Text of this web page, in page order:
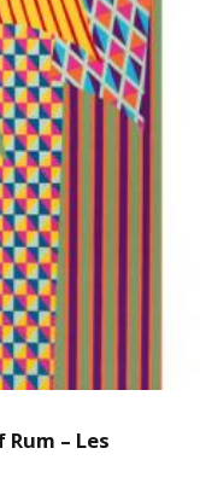
Rum – Les